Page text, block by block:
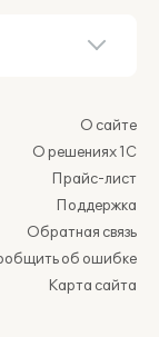
О сайте
О решениях 1С
Прайс-лист
Поддержка
Обратная связь
об ошибке
Карта сайта